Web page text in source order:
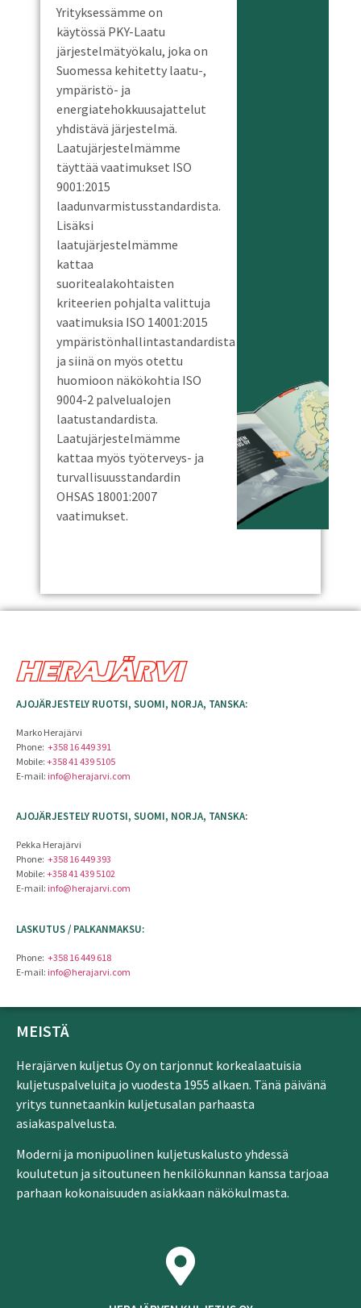
Yrityksessämme on
käytössä PKY-Laatu
järjestelmätyökalu, joka on
Suomessa kehitetty laatu-,
ympäristö- ja
energiatehokkuusajattelut
yhdistävä järjestelmä.
Laatujärjestelmämme
täyttää vaatimukset ISO
9001:2015
laadunvarmistusstandardista.
Lisäksi
laatujärjestelmämme
kattaa
suoritealakohtaisten
kriteerien pohjalta valittuja
vaatimuksia ISO 14001:2015
ympäristönhallintastandardista
ja siinä on myös otettu
huomioon näkökohtia ISO
9004-2 palvelualojen
laatustandardista.
Laatujärjestelmämme
kattaa myös työterveys- ja
turvallisuusstandardin
OHSAS 18001:2007
vaatimukset.
AJOJÄRJESTELY RUOTSI, SUOMI, NORJA, TANSKA:
Marko Herajärvi
Phone: +358 16 449 391
Mobile: +358 41 439 5105
E-mail: info@herajarvi.com
AJOJÄRJESTELY RUOTSI, SUOMI, NORJA, TANSKA:
Pekka Herajärvi
Phone: +358 16 449 393
Mobile: +358 41 439 5102
E-mail: info@herajarvi.com
LASKUTUS / PALKANMAKSU:
Phone: +358 16 449 618
E-mail: info@herajarvi.com
MEISTÄ
Herajärven kuljetus Oy on tarjonnut korkealaatuisia
kuljetuspalveluita jo vuodesta 1955 alkaen. Tänä päivänä
yritys tunnetaankin kuljetusalan parhaasta
asiakaspalvelusta.
Moderni ja monipuolinen kuljetuskalusto yhdessä
koulutetun ja sitoutuneen henkilökunnan kanssa tarjoaa
parhaan kokonaisuuden asiakkaan näkökulmasta.